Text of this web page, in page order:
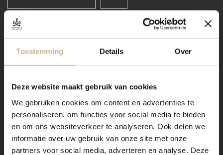
Toestemming Details Over
Deze website maakt gebruik van cookies
We gebruiken cookies om content en advertenties te
personaliseren, om functies voor social media te bieden
en om ons websiteverkeer te analyseren. Ook delen we
informatie over uw gebruik van onze site met onze
partners voor social media, adverteren en analyse. Deze
VRAAG STELLEN / OFFERTE OP MAAT AANVRAGEN
Dit meubel aanpassen naar
jouw wensen? Zo werkt het:
Verzending